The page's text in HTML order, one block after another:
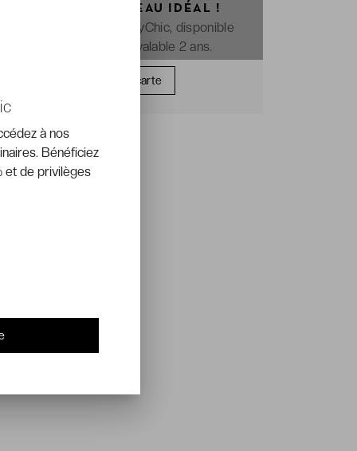
OFFREZ LE CADEAU IDÉAL !
La e-carte cadeau VeryChic, disponible
immédiatement et valable 2 ans.
Offrir une carte
à nos
Bénéficiez
et de privilèges